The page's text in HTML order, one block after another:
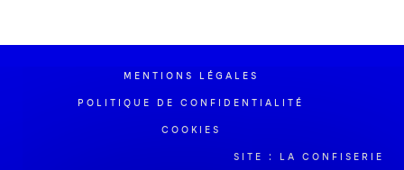
MENTIONS LÉGALES
POLITIQUE DE CONFIDENTIALITÉ
COOKIES
SITE : LA CONFISERIE